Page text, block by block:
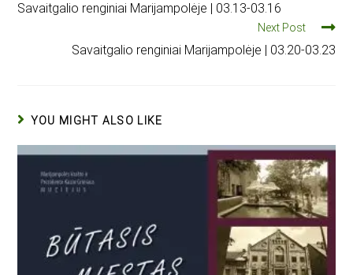
Savaitgalio renginiai Marijampolėje | 03.13-03.16
Next Post
Savaitgalio renginiai Marijampolėje | 03.20-03.23
YOU MIGHT ALSO LIKE